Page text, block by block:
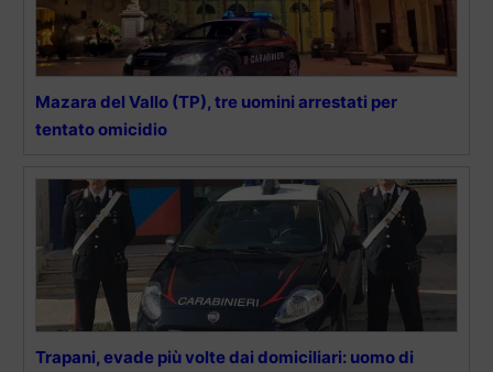
Mazara del Vallo (TP), tre uomini arrestati per
tentato omicidio
Trapani, evade più volte dai domiciliari: uomo di